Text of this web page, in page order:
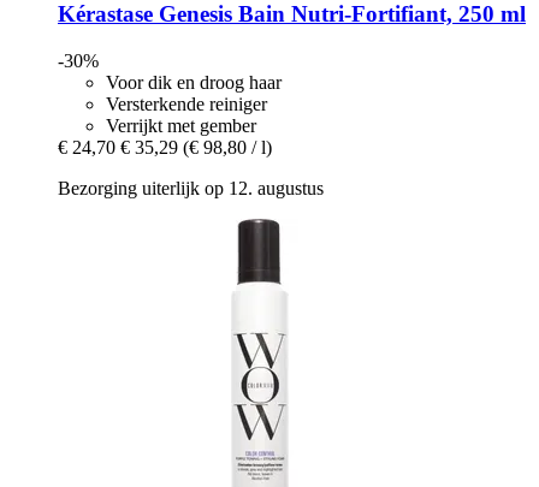
Kérastase Genesis Bain Nutri-​Fortifiant, 250 ml
-30%
Voor dik en droog haar
Versterkende reiniger
Verrijkt met gember
€ 24,70 € 35,29 (€ 98,80 / l)
Bezorging uiterlijk op 12. augustus